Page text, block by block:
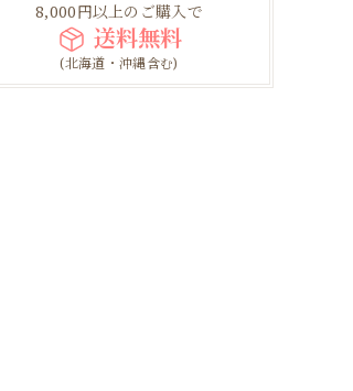
8,000円以上のご購入で
送料無料
(北海道・沖縄含む)